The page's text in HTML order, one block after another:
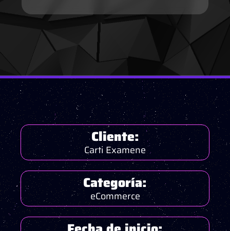
Cliente:
Carti Examene
Categoría:
eCommerce